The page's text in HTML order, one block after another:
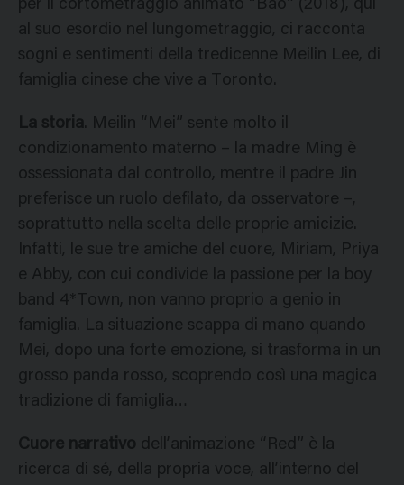
per il cortometraggio animato “Bao” (2018), qui
al suo esordio nel lungometraggio, ci racconta
sogni e sentimenti della tredicenne Meilin Lee, di
famiglia cinese che vive a Toronto.
La storia. Meilin “Mei” sente molto il
condizionamento materno – la madre Ming è
ossessionata dal controllo, mentre il padre Jin
preferisce un ruolo defilato, da osservatore –,
soprattutto nella scelta delle proprie amicizie.
Infatti, le sue tre amiche del cuore, Miriam, Priya
e Abby, con cui condivide la passione per la boy
band 4*Town, non vanno proprio a genio in
famiglia. La situazione scappa di mano quando
Mei, dopo una forte emozione, si trasforma in un
grosso panda rosso, scoprendo così una magica
tradizione di famiglia…
Cuore narrativo dell’animazione “Red” è la
ricerca di sé, della propria voce, all’interno del